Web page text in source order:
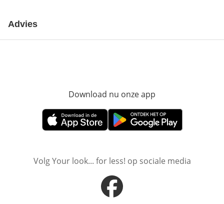
Advies
Download nu onze app
Opent in nieuw vensterOpent in nieuw venster
Volg Your look... for less! op sociale media
Opent in nieuw venster